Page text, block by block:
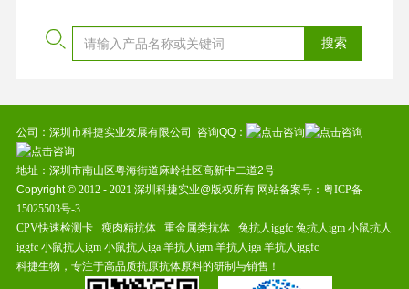
公司：深圳市科捷实业发展有限公司 咨询QQ：
地址：深圳市南山区粤海街道麻岭社区高新中二道2号
Copyright © 2012 - 2021 深圳科捷实业@版权所有 网站备案号： 粤ICP备
15025503号-3
CPV快速检测卡
瘦肉精抗体 重金属类抗体 兔抗人iggfc 兔抗人igm 小鼠抗人
iggfc 小鼠抗人igm 小鼠抗人iga 羊抗人igm 羊抗人iga 羊抗人iggfc
科捷生物，专注于高品质抗原抗体原料的研制与销售！